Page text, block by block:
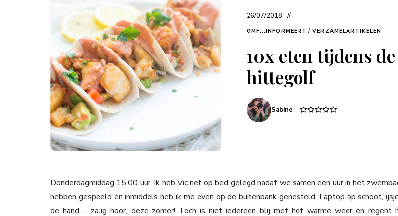
26/07/2018
OMF...INFORMEERT / VERZAMELARTIKELEN
10x eten tijdens de
hittegolf
Sabine
Donderdagmiddag 15.00 uur. Ik heb Vic net op bed gelegd nadat we samen een uur in het
hebben gespeeld en inmiddels heb ik me even op de buitenbank genesteld. Laptop op schoot,
de hand – zalig hoor, deze zomer! Toch is niet iedereen blij met het warme weer en regent